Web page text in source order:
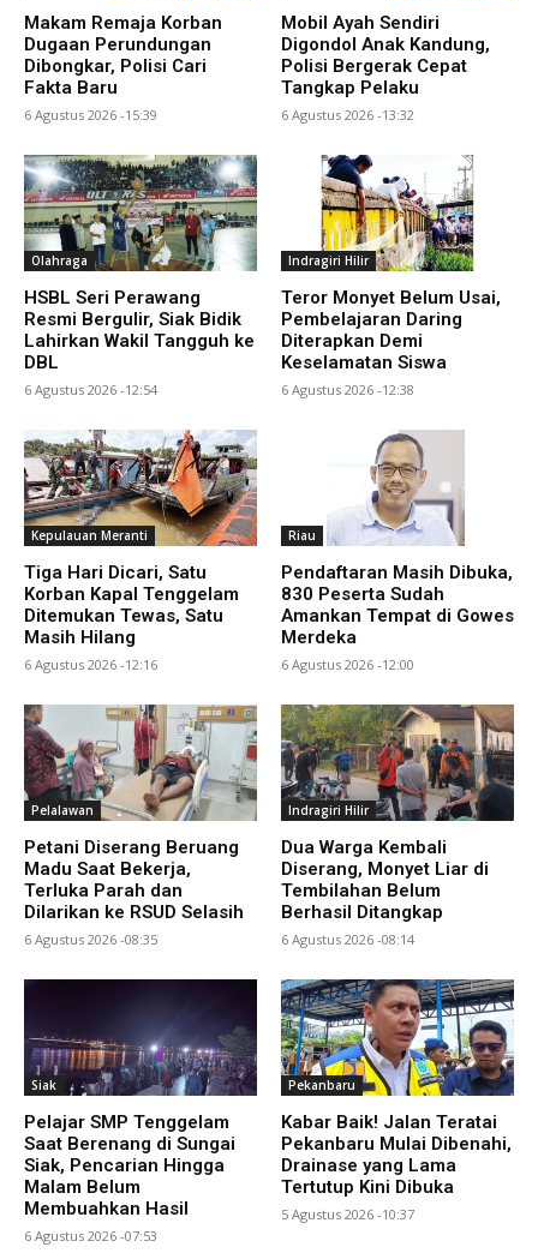
Makam Remaja Korban
Dugaan Perundungan
Dibongkar, Polisi Cari
Fakta Baru
6 Agustus 2026 -15:39
Mobil Ayah Sendiri
Digondol Anak Kandung,
Polisi Bergerak Cepat
Tangkap Pelaku
6 Agustus 2026 -13:32
Olahraga
HSBL Seri Perawang
Resmi Bergulir, Siak Bidik
Lahirkan Wakil Tangguh ke
DBL
6 Agustus 2026 -12:54
Indragiri Hilir
Teror Monyet Belum Usai,
Pembelajaran Daring
Diterapkan Demi
Keselamatan Siswa
6 Agustus 2026 -12:38
Kepulauan Meranti
Tiga Hari Dicari, Satu
Korban Kapal Tenggelam
Ditemukan Tewas, Satu
Masih Hilang
6 Agustus 2026 -12:16
Riau
Pendaftaran Masih Dibuka,
830 Peserta Sudah
Amankan Tempat di Gowes
Merdeka
6 Agustus 2026 -12:00
Pelalawan
Petani Diserang Beruang
Madu Saat Bekerja,
Terluka Parah dan
Dilarikan ke RSUD Selasih
6 Agustus 2026 -08:35
Indragiri Hilir
Dua Warga Kembali
Diserang, Monyet Liar di
Tembilahan Belum
Berhasil Ditangkap
6 Agustus 2026 -08:14
Siak
Pelajar SMP Tenggelam
Saat Berenang di Sungai
Siak, Pencarian Hingga
Malam Belum
Membuahkan Hasil
6 Agustus 2026 -07:53
Pekanbaru
Kabar Baik! Jalan Teratai
Pekanbaru Mulai Dibenahi,
Drainase yang Lama
Tertutup Kini Dibuka
5 Agustus 2026 -10:37